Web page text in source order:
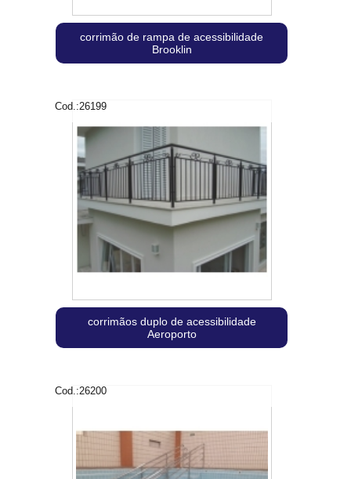
corrimão de rampa de acessibilidade
Brooklin
Cod.:26199
corrimãos duplo de acessibilidade
Aeroporto
Cod.:26200